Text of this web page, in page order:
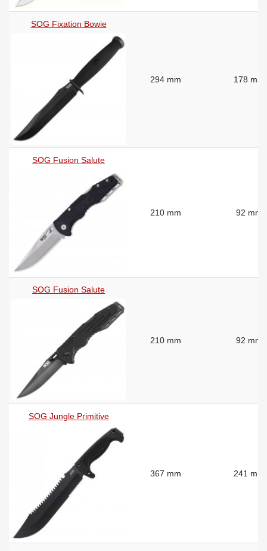
SOG Fixation Bowie
294 mm 178 mm
SOG Fusion Salute
210 mm 92 mm
SOG Fusion Salute
210 mm 92 mm
SOG Jungle Primitive
367 mm 241 mm